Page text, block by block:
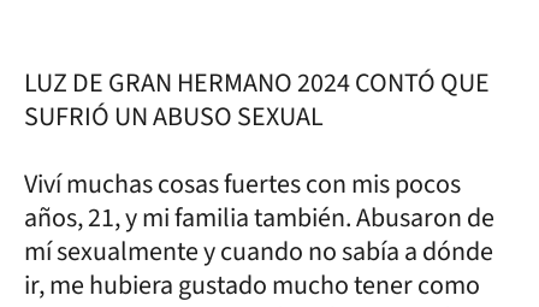
LUZ DE GRAN HERMANO 2024 CONTÓ QUE
SUFRIÓ UN ABUSO SEXUAL
Viví muchas cosas fuertes con mis pocos
años, 21, y mi familia también. Abusaron de
mí sexualmente y cuando no sabía a dónde
ir, me hubiera gustado mucho tener como